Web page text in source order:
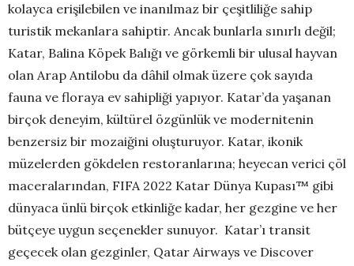
kolayca erişilebilen ve inanılmaz bir çeşitliliğe sahip
turistik mekanlara sahiptir. Ancak bunlarla sınırlı değil;
Katar, Balina Köpek Balığı ve görkemli bir ulusal hayvan
olan Arap Antilobu da dâhil olmak üzere çok sayıda
fauna ve floraya ev sahipliği yapıyor. Katar’da yaşanan
birçok deneyim, kültürel özgünlük ve modernitenin
benzersiz bir mozaiğini oluşturuyor. Katar, ikonik
müzelerden gökdelen restoranlarına; heyecan verici çöl
maceralarından, FIFA 2022 Katar Dünya Kupası™ gibi
dünyaca ünlü birçok etkinliğe kadar, her gezgine ve her
bütçeye uygun seçenekler sunuyor. Katar’ı transit
geçecek olan gezginler, Qatar Airways ve Discover